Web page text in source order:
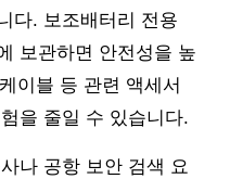
다. 보조배터리 전용
보관하면 안전성을 높
이블 등 관련 액세서
을 줄일 수 있습니다.
나 공항 보안 검색 요